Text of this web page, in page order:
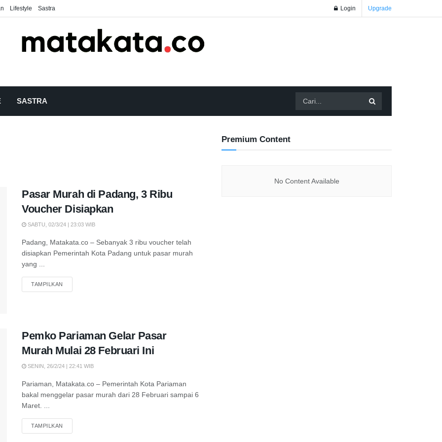
Lifestyle Sastra Login Upgrade
SASTRA
Pasar Murah di Padang, 3 Ribu
Voucher Disiapkan
SABTU, 02/3/24 | 23:03 WIB
Padang, Matakata.co – Sebanyak 3 ribu voucher telah
disiapkan Pemerintah Kota Padang untuk pasar murah
yang ...
TAMPILKAN
Pemko Pariaman Gelar Pasar
Murah Mulai 28 Februari Ini
SENIN, 26/2/24 | 22:41 WIB
Pariaman, Matakata.co – Pemerintah Kota Pariaman
bakal menggelar pasar murah dari 28 Februari sampai 6
Maret. ...
TAMPILKAN
Premium Content
No Content Available